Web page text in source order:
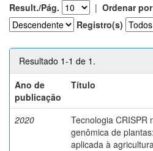
Result./Pág. | Ordenar por
Registro(s)
Resultado 1-1 de 1.
Ano de
publicação
Título
2020
Tecnologia CRISPR
genômica de
aplicada à